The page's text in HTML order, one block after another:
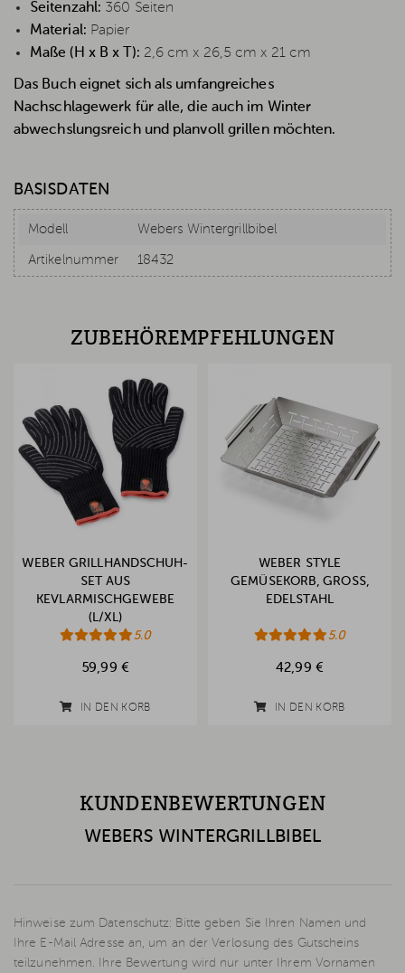
Seitenzahl: 360 Seiten
Material: Papier
Maße (H x B x T): 2,6 cm x 26,5 cm x 21 cm
Das Buch eignet sich als umfangreiches
Nachschlagewerk für alle, die auch im Winter
abwechslungsreich und planvoll grillen möchten.
BASISDATEN
Modell Webers Wintergrillbibel
Artikelnummer 18432
ZUBEHÖREMPFEHLUNGEN
WEBER GRILLHANDSCHUH-
SET AUS
KEVLARMISCHGEWEBE
(L/XL)
5.0
59,99 €
IN DEN KORB
WEBER STYLE
GEMÜSEKORB, GROSS, E
DELSTAHL
5.0
42,99 €
IN DEN KORB
KUNDENBEWERTUNGEN
WEBERS WINTERGRILLBIBEL
Hinweise zum Datenschutz: Bitte geben Sie Ihren Namen und
Ihre E-Mail Adresse an, um an der Verlosung des Gutscheins
teilzunehmen. Ihre Bewertung wird nur unter Ihrem Vornamen